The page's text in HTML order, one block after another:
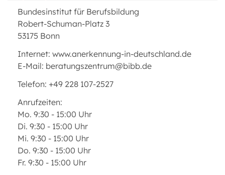
Bundesinstitut für Berufsbildung
Robert-Schuman-Platz 3
53175 Bonn
Internet: www.anerkennung-in-deutschland.de
E-Mail: beratungszentrum@bibb.de
Telefon: +49 228 107-2527
Anrufzeiten:
Mo. 9:30 - 15:00 Uhr
Di. 9:30 - 15:00 Uhr
Mi. 9:30 - 15:00 Uhr
Do. 9:30 - 15:00 Uhr
Fr. 9:30 - 15:00 Uhr